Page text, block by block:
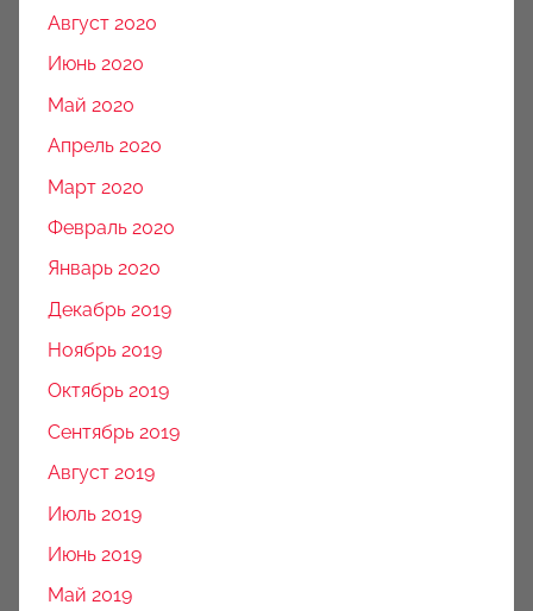
Август 2020
Июнь 2020
Май 2020
Апрель 2020
Март 2020
Февраль 2020
Январь 2020
Декабрь 2019
Ноябрь 2019
Октябрь 2019
Сентябрь 2019
Август 2019
Июль 2019
Июнь 2019
Май 2019